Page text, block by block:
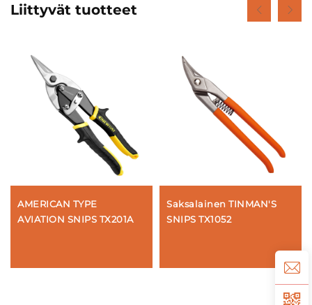
Liittyvät tuotteet
AMERICAN TYPE
AVIATION SNIPS TX201A
Saksalainen TINMAN'S
SNIPS TX1052